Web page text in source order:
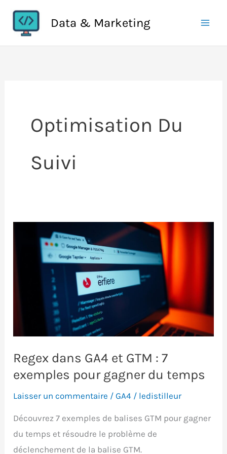
contenu
Data & Marketing
Optimisation Du
Suivi
Regex dans GA4 et GTM : 7
exemples pour gagner du temps
Laisser un commentaire /GA4 / ledistilleur
Découvrez 7 exemples de balises GTM pour gagner
du temps et résoudre le problème de
déclenchement de la balise GTM.